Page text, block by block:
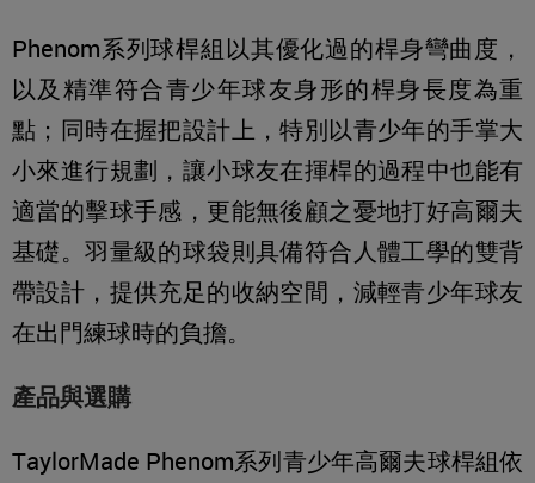
Phenom系列球桿組以其優化過的桿身彎曲度，
以及精準符合青少年球友身形的桿身長度為重
點；同時在握把設計上，特別以青少年的手掌大
小來進行規劃，讓小球友在揮桿的過程中也能有
適當的擊球手感，更能無後顧之憂地打好高爾夫
基礎。羽量級的球袋則具備符合人體工學的雙背
帶設計，提供充足的收納空間，減輕青少年球友
在出門練球時的負擔。
產品與選購
TaylorMade Phenom系列青少年高爾夫球桿組依